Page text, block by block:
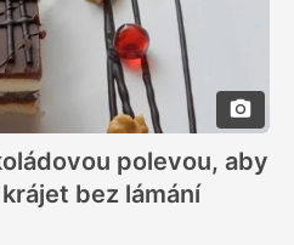
polevou, aby
bez lámání